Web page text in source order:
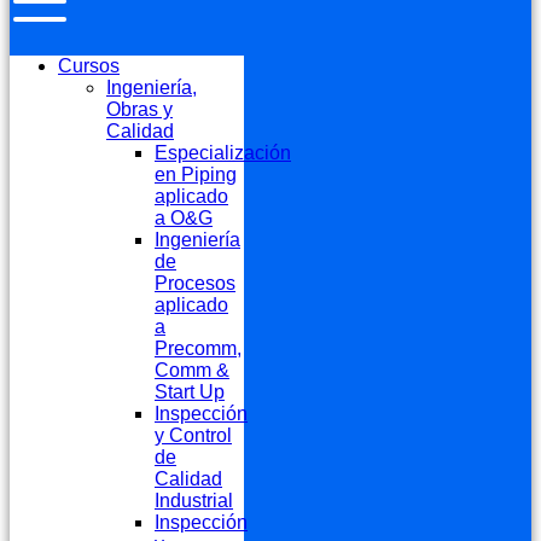
Cursos
Ingeniería,
Obras y
Calidad
Especialización
en Piping
aplicado
a O&G
Ingeniería
de
Procesos
aplicado
a
Precomm,
Comm &
Start Up
Inspección
y Control
de
Calidad
Industrial
Inspección